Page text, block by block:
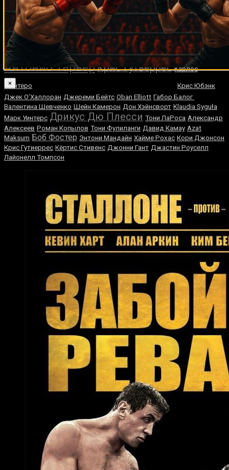
Случайные боксеры
Рэй Оливейра Энцо Маккаринелли Натаниэль Вуд Чокчай
Чокквиват Эдди Нилсон Оливер МакКолл Джерри Купер
Леви
Биллапс
Анхель Манфреди Патрик Чарпентье Йорденис Угас
Донован Раддок Поли Диас Антонио Фитч Адольфо Вирует
Антонио ТарверКрис Гутьеррес Карлос
Монтеро
Крис Юбэнк
Джек О’Халлоран Джереми Бейтс Oban Elliott Габор Балог
Валентина Шевченко Шейн Камерон Дон Хэйнсворт Klaudia Syguła
Марк Уинтерс Дрикус Дю Плесси Тони ЛаРоса Александр
Алексеев Роман Копылов Тони Фулиланги Давид Камау Azat
Maksum Боб Фостер Энтони Мандайн Хайме Рохас Кори Джонсон
Крис Гутиеррес Кёртис Стивенс Джонни Гант Джастин Роуселл
Лайонелл Томпсон
×